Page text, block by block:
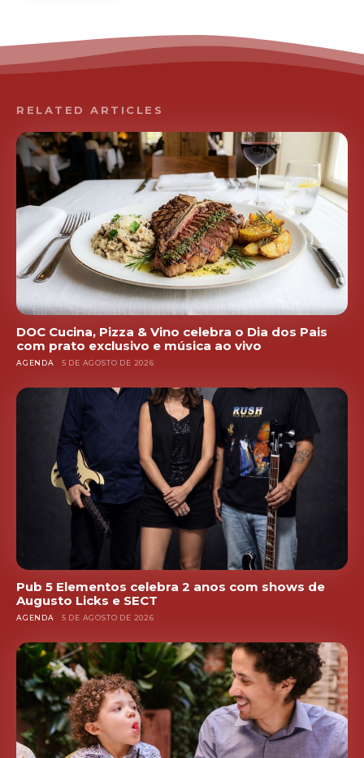
RELATED ARTICLES
DOC Cucina, Pizza & Vino celebra o Dia dos Pais
com prato exclusivo e música ao vivo
AGENDA 5 DE AGOSTO DE 2026
Pub 5 Elementos celebra 2 anos com shows de
Augusto Licks e SECT
AGENDA 5 DE AGOSTO DE 2026